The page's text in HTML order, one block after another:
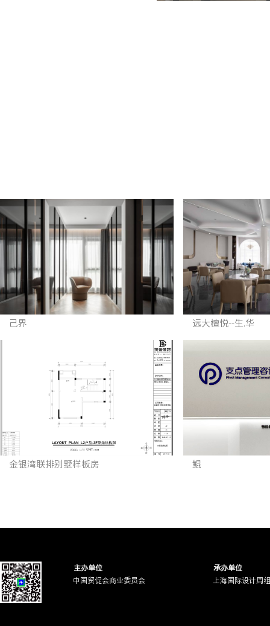
己界 远大檀悦--生.华
金银湾联排别墅样板房 鲲
主办单位
承办单位
中国贸促会商业委员会
上海国际设计周